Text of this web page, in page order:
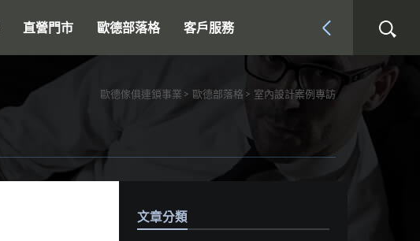
直營門市 歐德部落格 客戶服務
歐德傢俱連鎖事業 歐德部落格 室內設計案例專訪
文章分類